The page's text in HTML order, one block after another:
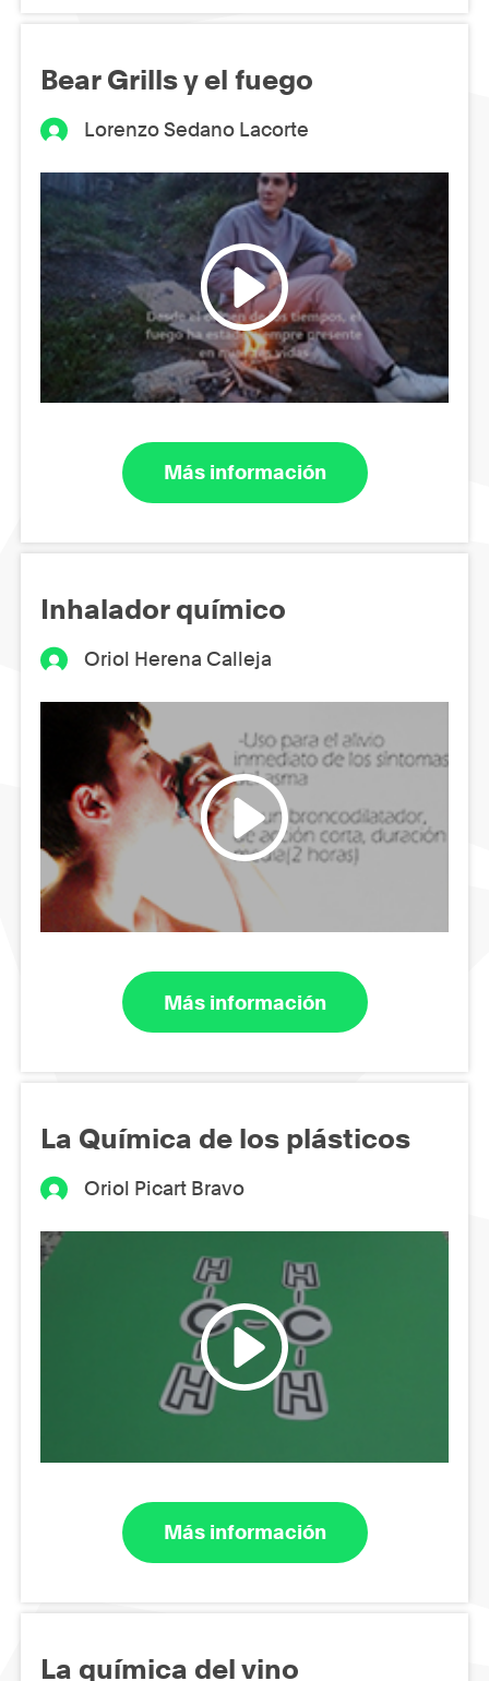
Bear Grills y el fuego
Lorenzo Sedano Lacorte
Más información
Inhalador químico
Oriol Herena Calleja
Más información
La Química de los plásticos
Oriol Picart Bravo
Más información
La química del vino